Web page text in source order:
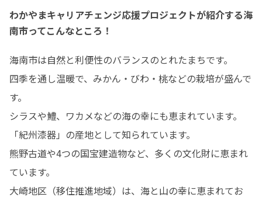
わかやまキャリアチェンジ応援プロジェクトが紹介する海
南市ってこんなところ！
海南市は自然と利便性のバランスのとれたまちです。
四季を通し温暖で、みかん・びわ・桃などの栽培が盛んで
す。
シラスや鱧、ワカメなどの海の幸にも恵まれています。
「紀州漆器」の産地として知られています。
熊野古道や4つの国宝建造物など、多くの文化財に恵まれ
ています。
大崎地区（移住推進地域）は、海と山の幸に恵まれてお